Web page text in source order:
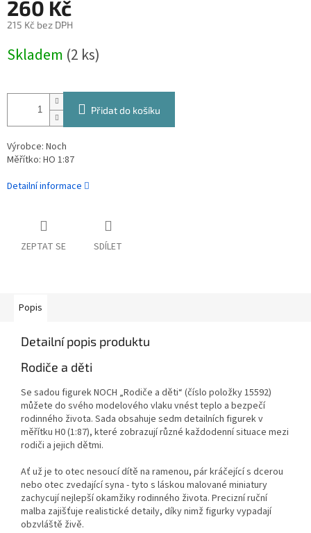
260 Kč
215 Kč bez DPH
cena:
Skladem (2 ks)
Přidat do košíku
Výrobce: Noch
Měřítko: HO 1:87
Detailní informace
ZEPTAT SE SDÍLET
Popis
Detailní popis produktu
Rodiče a děti
Se sadou figurek NOCH „Rodiče a děti“ (číslo položky 15592)
můžete do svého modelového vlaku vnést teplo a bezpečí
rodinného života. Sada obsahuje sedm detailních figurek v
měřítku H0 (1:87), které zobrazují různé každodenní situace mezi
rodiči a jejich dětmi.
Ať už je to otec nesoucí dítě na ramenou, pár kráčející s dcerou
nebo otec zvedající syna - tyto s láskou malované miniatury
zachycují nejlepší okamžiky rodinného života. Precizní ruční
malba zajišťuje realistické detaily, díky nimž figurky vypadají
obzvláště živě.